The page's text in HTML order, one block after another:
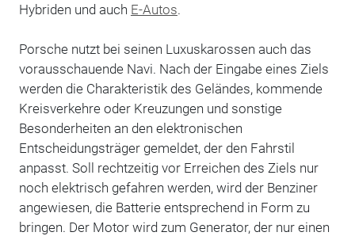
Hybriden und auch E-Autos.
Porsche nutzt bei seinen Luxuskarossen auch das
vorausschauende Navi. Nach der Eingabe eines Ziels
werden die Charakteristik des Geländes, kommende
Kreisverkehre oder Kreuzungen und sonstige
Besonderheiten an den elektronischen
Entscheidungsträger gemeldet, der den Fahrstil
anpasst. Soll rechtzeitig vor Erreichen des Ziels nur
noch elektrisch gefahren werden, wird der Benziner
angewiesen, die Batterie entsprechend in Form zu
bringen. Der Motor wird zum Generator, der nur einen